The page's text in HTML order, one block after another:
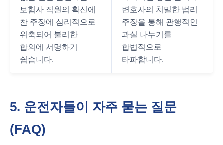
보험사 직원의 확신에
찬 주장에 심리적으로
위축되어 불리한
합의에 서명하기
쉽습니다.
변호사의 치밀한 법리
주장을 통해 관행적인
과실 나누기를
합법적으로
타파합니다.
5. 운전자들이 자주 묻는 질문
(FAQ)